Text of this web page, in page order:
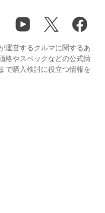
運営するクルマに関するあ
格やスペックなどの公式情
で購入検討に役立つ情報を